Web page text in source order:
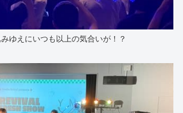
ゆえにいつも以上の気合いが！？